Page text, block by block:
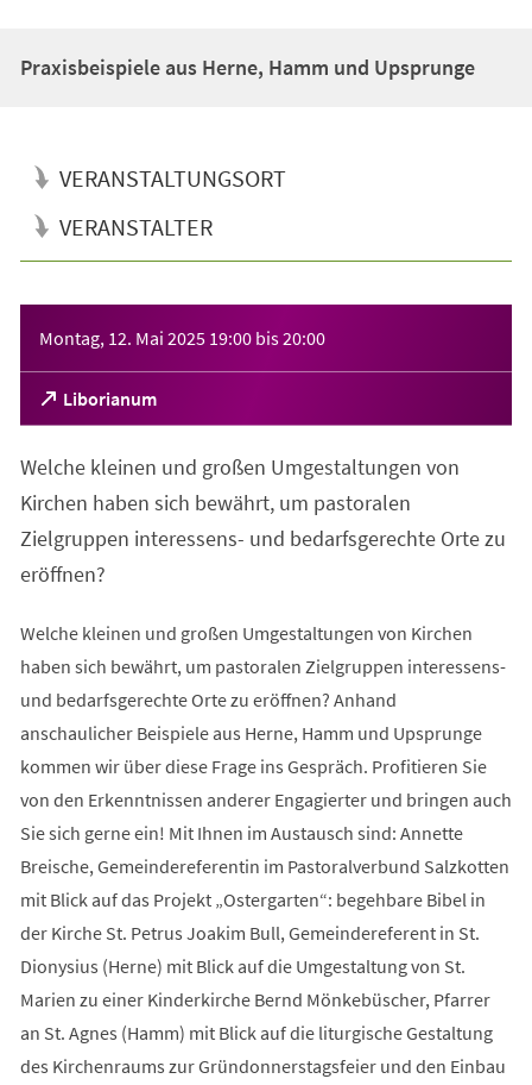
Praxisbeispiele aus Herne, Hamm und Upsprunge
VERANSTALTUNGSORT
VERANSTALTER
Montag, 12. Mai 2025 19:00 bis20:00
Liborianum
(Öffnet
in
neuen
Tab)
Welche kleinen und großen Umgestaltungen von
Kirchen haben sich bewährt, um pastoralen
Zielgruppen interessens- und bedarfsgerechte Orte zu
eröffnen?
Welche kleinen und großen Umgestaltungen von Kirchen
haben sich bewährt, um pastoralen Zielgruppen interessens-
und bedarfsgerechte Orte zu eröffnen? Anhand
anschaulicher Beispiele aus Herne, Hamm und Upsprunge
kommen wir über diese Frage ins Gespräch. Profitieren Sie
von den Erkenntnissen anderer Engagierter und bringen auch
Sie sich gerne ein! Mit Ihnen im Austausch sind: Annette
Breische, Gemeindereferentin im Pastoralverbund Salzkotten
mit Blick auf das Projekt „Ostergarten“: begehbare Bibel in
der Kirche St. Petrus Joakim Bull, Gemeindereferent in St.
Dionysius (Herne) mit Blick auf die Umgestaltung von St.
Marien zu einer Kinderkirche Bernd Mönkebüscher, Pfarrer
an St. Agnes (Hamm) mit Blick auf die liturgische Gestaltung
des Kirchenraums zur Gründonnerstagsfeier und den Einbau